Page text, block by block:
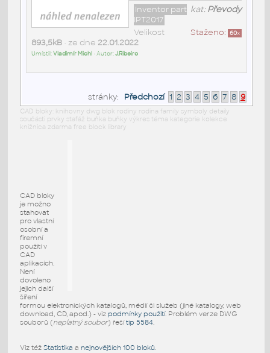
kat:Převody
Inventor part
IPT2017
Staženo: 60x
Velikost
893,5kB• ze dne 22.01.2022
Umístil:Vladimír Michl • Autor:J.Ribeiro
stránky: Předchozí 1 2 3 4 5 6 7 8 9
CAD bloky: knihovny dwg blok rodiny rodina family symboly detaily
součásti prvky stafáž buňka buňky výkres téma kategorie kolekce
knižnica zdarma free block library
CAD bloky
je možno
stahovat
pro vlastní
osobní a
firemní
použití v
CAD
aplikacích.
Není
dovoleno
jejich další
šíření
formou elektronických katalogů, médií či služeb (jiné katalogy, web
download, CD, apod.) - viz podmínky použití. Problém verze DWG
souborů (neplatný soubor) řešítip 5584.
Viz též Statistika a nejnovějších 100 bloků.